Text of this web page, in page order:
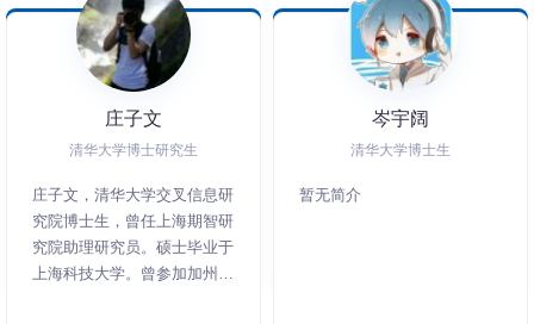
庄子文
清华大学博士研究生
庄子文，清华大学交叉信息研
究院博士生，曾任上海期智研
究院助理研究员。硕士毕业于
上海科技大学。曾参加加州大
岑宇阔
清华大学博士生
暂无简介